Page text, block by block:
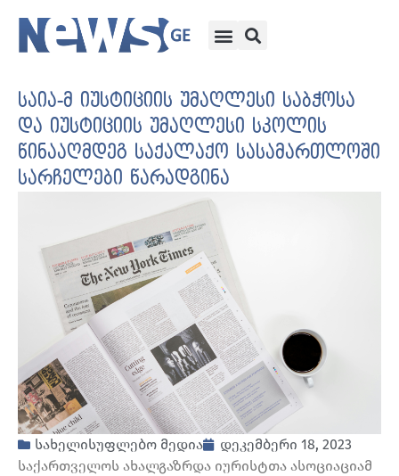
საია-მ იუსტიციის უმაღლესი საბჭოსა
და იუსტიციის უმაღლესი სკოლის
წინააღმდეგ საქალაქო სასამართლოში
სარჩელები წარადგინა
სახელისუფლებო მედია
დეკემბერი 18, 2023
საქართველოს ახალგაზრდა იურისტთა ასოციაციამ